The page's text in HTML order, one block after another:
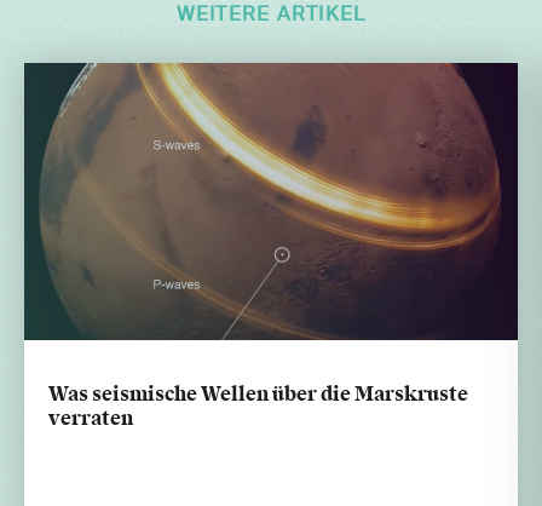
WEITERE ARTIKEL
Was seismische Wellen über die Marskruste
verraten